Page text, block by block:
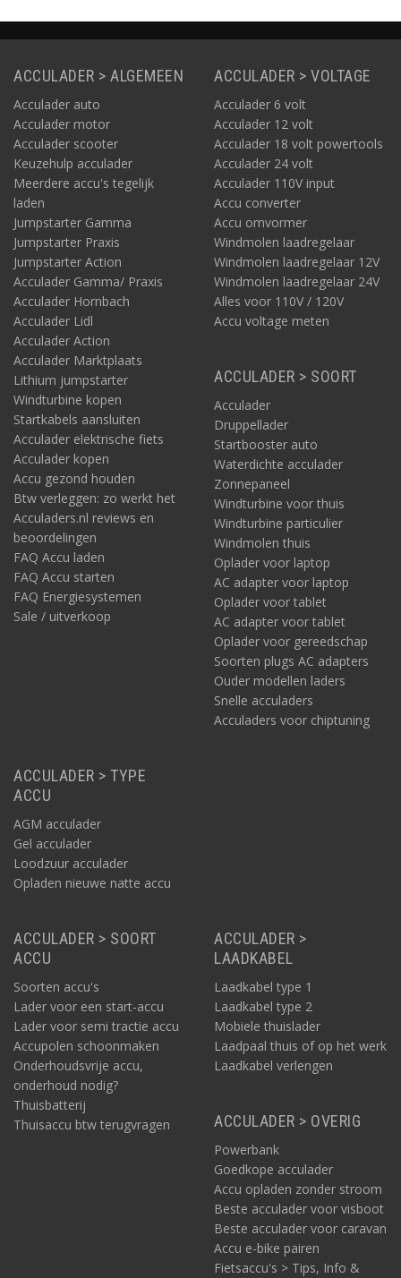
en tevens voor lithium
accu's.
ACCULADER > ALGEMEEN
Acculader auto
Acculader motor
Acculader scooter
Keuzehulp acculader
Meerdere accu's tegelijk
laden
Jumpstarter Gamma
Jumpstarter Praxis
Jumpstarter Action
Acculader Gamma/ Praxis
Acculader Hornbach
Acculader Lidl
Acculader Action
Acculader Marktplaats
Lithium jumpstarter
Windturbine kopen
Startkabels aansluiten
Acculader elektrische fiets
Acculader kopen
Accu gezond houden
Btw verleggen: zo werkt het
Acculaders.nl reviews en
beoordelingen
FAQ Accu laden
FAQ Accu starten
FAQ Energiesystemen
Sale / uitverkoop
ACCULADER > VOLTAGE
Acculader 6 volt
Acculader 12 volt
Acculader 18 volt powertools
Acculader 24 volt
Acculader 110V input
Accu converter
Accu omvormer
Windmolen laadregelaar
Windmolen laadregelaar 12V
Windmolen laadregelaar 24V
Alles voor 110V / 120V
Accu voltage meten
ACCULADER > SOORT
Acculader
Druppellader
Startbooster auto
Waterdichte acculader
Zonnepaneel
Windturbine voor thuis
Windturbine particulier
Windmolen thuis
Oplader voor laptop
AC adapter voor laptop
Oplader voor tablet
AC adapter voor tablet
Oplader voor gereedschap
Soorten plugs AC adapters
Ouder modellen laders
Snelle acculaders
Acculaders voor chiptuning
ACCULADER > TYPE
ACCU
AGM acculader
Gel acculader
Loodzuur acculader
Opladen nieuwe natte accu
ACCULADER > SOORT
ACCU
Soorten accu's
Lader voor een start-accu
Lader voor semi tractie accu
Accupolen schoonmaken
Onderhoudsvrije accu,
onderhoud nodig?
Thuisbatterij
Thuisaccu btw terugvragen
ACCULADER >
LAADKABEL
Laadkabel type 1
Laadkabel type 2
Mobiele thuislader
Laadpaal thuis of op het werk
Laadkabel verlengen
ACCULADER > OVERIG
Powerbank
Goedkope acculader
Accu opladen zonder stroom
Beste acculader voor visboot
Beste acculader voor caravan
Accu e-bike pairen
Fietsaccu's > Tips, Info &